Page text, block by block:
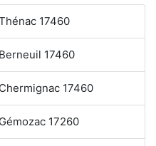
17460
17460
17460
17260